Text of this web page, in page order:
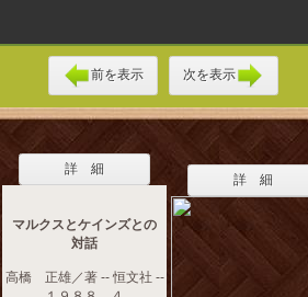
前を表示 次を表示
詳 細
マルクスとケインズとの
対話
高橋 正雄／著 -- 恒文社 --
詳 細